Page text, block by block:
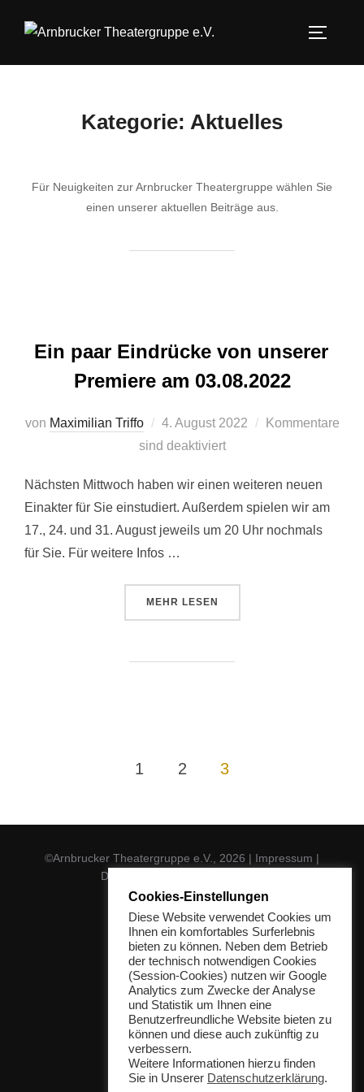
Inhalt
Kategorie: Aktuelles
Für Neuigkeiten zur Arnbrucker Theatergruppe wählen Sie
einen unserer aktuellen Beiträge aus.
Ein paar Eindrücke von unserer
Premiere am 03.08.2022
von Maximilian Triffo
Veröffentlicht
am
4. August 2022
Kommentare
sind deaktiviert
Nächsten Mittwoch haben wir einen weiteren neuen
Einakter für Sie einstudiert. Außerdem spielen wir am
17., 24. und 31. August jeweils um 20 Uhr nochmals
für Sie. Für weitere Infos …
MEHR ÜBER “EIN PAAR EINDRÜCKE
LESEN
Seitennummerierung
1 2 3
©Arnbrucker Theatergruppe e.V., 2026 | Impressum |
Datenschutz
Cookies-Einstellungen
Diese Website verwendet Cookies um
Ihnen ein komfortables Surferlebnis
bieten zu können. Neben dem Betrieb
der technisch notwendigen Cookies
(Session-Cookies) nutzen wir Google
Analytics zum Zwecke der Analyse
und Statistik um Ihnen eine
Benutzerfreundliche Website bieten zu
können und diese auch zukünftig zu
verbessern.
Weitere Informationen hierzu finden
Sie in Unserer Datenschutzerklärung.